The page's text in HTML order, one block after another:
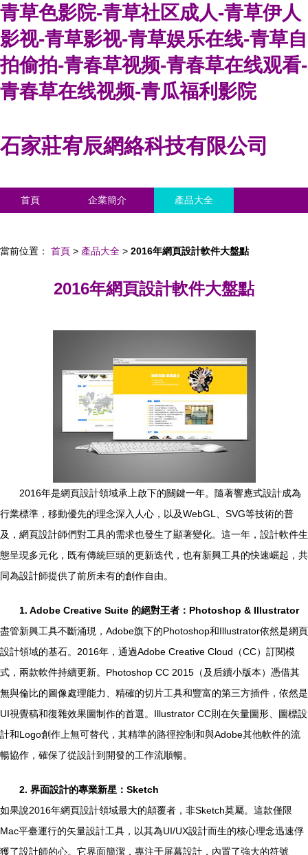
青草色影院-青草社区成人-青草伊人
影视-青草影视-青草娱乐在线-青草自
拍偷拍-青春草视频-青春草在线观看-
青春草在线视频-青瓜福利影院
石家莊宥辰網絡科技有限公司
首頁 企業簡介 產品大全
當前位置： 首頁 > 產品大全 > 2016年網頁設計軟件大盤點
2016年網頁設計軟件大盤點
2016年是網頁設計領域承上啟下的關鍵一年。隨著響應式設計成為
行業標準，移動優先的理念深入人心，以及WebGL、SVG等技術的普
及，網頁設計師們對工具的需求也發生了顯著變化。這一年，設計軟件生
態呈現多元化，既有傳統巨頭的更新迭代，也有新興工具的快速崛起，共
同為設計師提供了前所未有的創作自由。
1. Adobe Creative Suite 的絕對王者：Photoshop & Illustrator
盡管新興工具不斷涌現，Adobe旗下的Photoshop和Illustrator依然是網頁
設計領域的基石。2016年，通過Adobe Creative Cloud（CC）訂閱模
式，兩款軟件持續更新。Photoshop CC 2015（及后續小版本）憑借其
無與倫比的圖像處理能力、精確的切片工具和豐富的第三方插件，依然是
UI視覺稿和復雜效果圖制作的首選。Illustrator CC則在矢量圖形、圖標設
計和Logo創作上無可替代，其精準的路徑控制和與Adobe其他軟件的流
暢協作，確保了從設計到開發的工作流順暢。
2. 界面設計的專業新星：Sketch
如果說2016年網頁設計領域最大的顛覆者，非Sketch莫屬。這款僅限
Mac平臺運行的矢量設計工具，以其為UI/UX設計而生的核心理念迅速俘
獲了設計師的心。它界面簡潔，專注于屏幕設計，內置了強大的符號